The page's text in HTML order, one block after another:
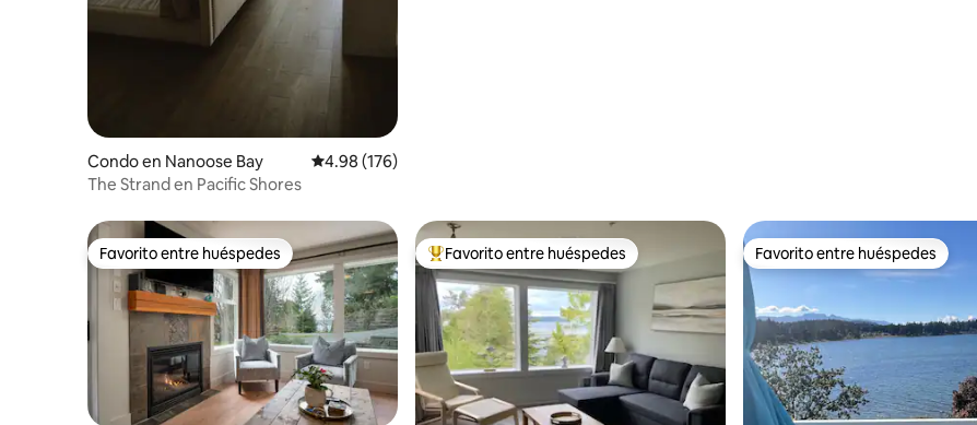
Condo en Nanoose Bay Calificación promedio: 4.98 de 5, 176 reseñas
4.98 (176)
The Strand en Pacific Shores
Favorito entre huéspedes
Favorito entre huéspedes Favorito entre huéspedes preferido
Favorito entre huéspedes Favorito entre huéspedes
Favorito entre huéspedes